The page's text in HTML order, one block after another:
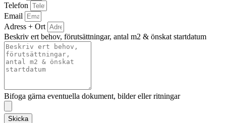
Telefon
Email
Adress + Ort
Beskriv ert behov, förutsättningar, antal m2 & önskat startdatum
Bifoga gärna eventuella dokument, bilder eller ritningar
Skicka